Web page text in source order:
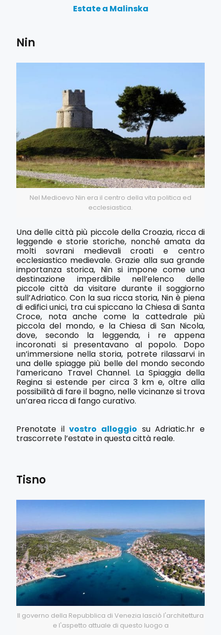
Estate a Malinska
Nin
Nel Medioevo Nin era il centro della vita politica ed
ecclesiastica.
Una delle città più piccole della Croazia, ricca di
leggende e storie storiche, nonché amata da
molti sovrani medievali croati e centro
ecclesiastico medievale. Grazie alla sua grande
importanza storica, Nin si impone come una
destinazione imperdibile nell’elenco delle
piccole città da visitare durante il soggiorno
sull’Adriatico. Con la sua ricca storia, Nin è piena
di edifici unici, tra cui spiccano la Chiesa di Santa
Croce, nota anche come la cattedrale più
piccola del mondo, e la Chiesa di San Nicola,
dove, secondo la leggenda, i re appena
incoronati si presentavano al popolo. Dopo
un’immersione nella storia, potrete rilassarvi in
una delle spiagge più belle del mondo secondo
l’americano Travel Channel. La Spiaggia della
Regina si estende per circa 3 km e, oltre alla
possibilità di fare il bagno, nelle vicinanze si trova
un’area ricca di fango curativo.
Prenotate ilvostro alloggio su Adriatic.hr e
trascorrete l’estate in questa città reale.
Tisno
Il governo della Repubblica di Venezia lasciò l'architettura
e l'aspetto attuale di questo luogo a